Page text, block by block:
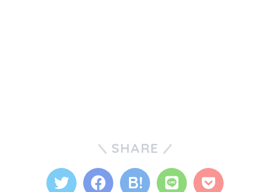
SHARE